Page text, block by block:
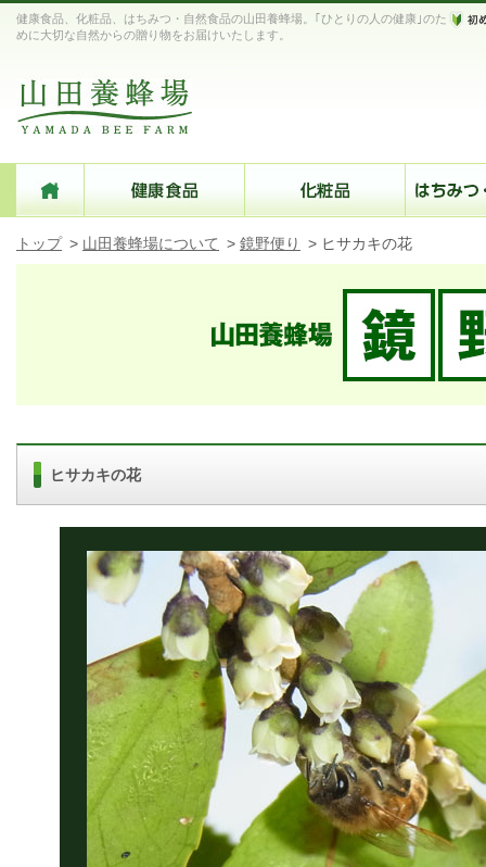
健康食品、化粧品、はちみつ・自然食品の山田養蜂場。｢ひとりの人の健康｣のた
めに大切な自然からの贈り物をお届けいたします。
トップ > 山田養蜂場について > 鏡野便り > ヒサカキの花
ヒサカキの花